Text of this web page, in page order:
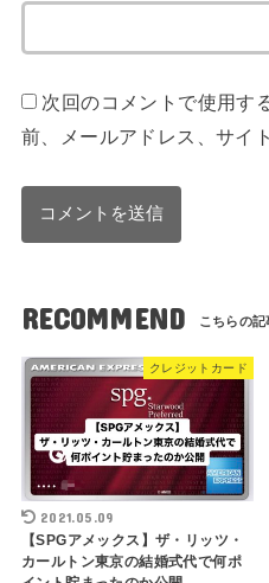
次回のコメントで使用す
前、メールアドレス、サイ
RECOMMEND
クレジットカード
2021.05.09
【SPGアメックス】ザ・リッツ・
カールトン東京の結婚式代で何ポ